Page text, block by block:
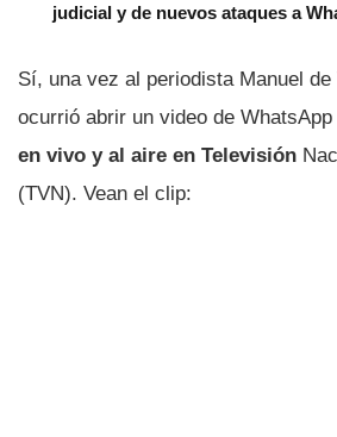
judicial y de nuevos ataques a
Sí­, una vez al periodista Manuel de
ocurrió abrir un video de WhatsApp
en vivo y al aire en Televisión
(TVN). Vean el clip: